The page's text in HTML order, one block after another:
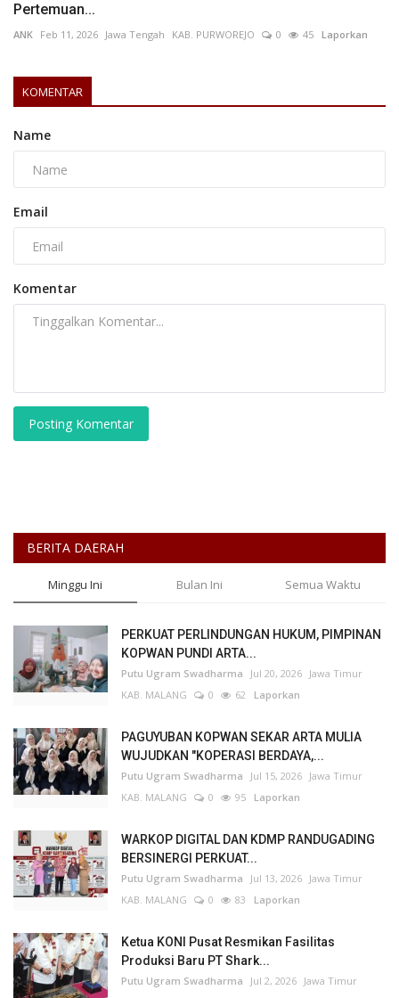
Pertemuan...
ANK Feb 11, 2026 Jawa Tengah KAB. PURWOREJO 0 45 Laporkan
KOMENTAR
Name
Email
Komentar
Posting Komentar
BERITA DAERAH
Minggu Ini Bulan Ini Semua Waktu
PERKUAT PERLINDUNGAN HUKUM, PIMPINAN
KOPWAN PUNDI ARTA...
Putu Ugram Swadharma Jul 20, 2026 Jawa Timur
KAB. MALANG
0 62 Laporkan
PAGUYUBAN KOPWAN SEKAR ARTA MULIA
WUJUDKAN "KOPERASI BERDAYA,...
Putu Ugram Swadharma Jul 15, 2026 Jawa Timur
KAB. MALANG
0 95 Laporkan
WARKOP DIGITAL DAN KDMP RANDUGADING
BERSINERGI PERKUAT...
Putu Ugram Swadharma Jul 13, 2026 Jawa Timur
KAB. MALANG
0 83 Laporkan
Ketua KONI Pusat Resmikan Fasilitas
Produksi Baru PT Shark...
Putu Ugram Swadharma Jul 2, 2026 Jawa Timur